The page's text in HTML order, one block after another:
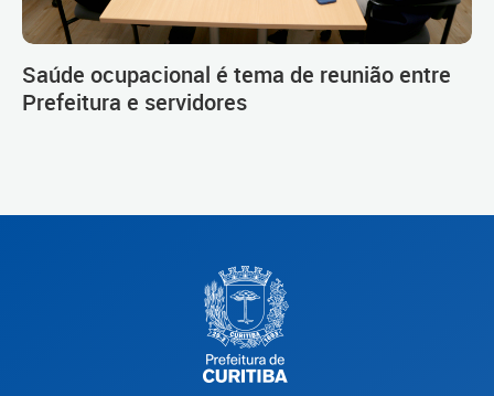
Saúde ocupacional é tema de reunião entre
Prefeitura e servidores